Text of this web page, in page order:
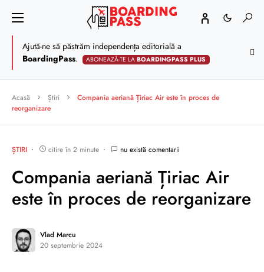
Ajută-ne să păstrăm independența editorială a
BoardingPass. ABONEAZĂ-TE LABOARDINGPASS PLUS
Acasă Știri
Compania aeriană Țiriac Air este în proces de
reorganizare
ȘTIRI citire în 2 minute nu există comentarii
Compania aeriană Țiriac Air
este în proces de reorganizare
Vlad Marcu
20 septembrie 2024